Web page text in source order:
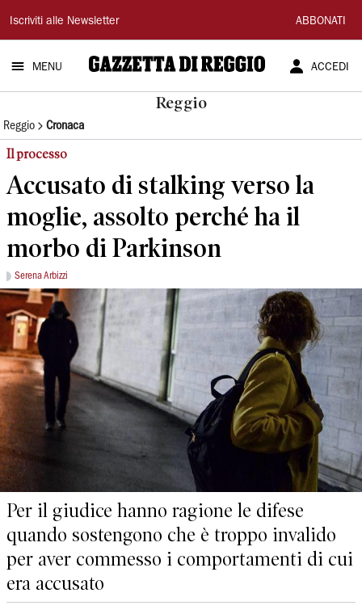
Gazzetta
di
Reggio
Iscriviti alle Newsletter ABBONATI
MENU ACCEDI
Reggio
Reggio Cronaca
Il processo
Accusato di stalking verso la
moglie, assolto perché ha il
morbo di Parkinson
Serena Arbizzi
Per il giudice hanno ragione le difese
quando sostengono che è troppo invalido
per aver commesso i comportamenti di cui
era accusato